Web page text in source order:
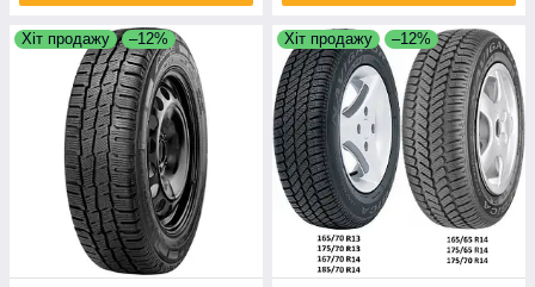
Хіт продажу –12% Хіт продажу –12%